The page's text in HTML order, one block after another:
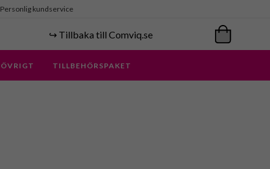
Personlig kundservice
↪️ Tillbaka till Comviq.se
ÖVRIGT TILLBEHÖRSPAKET